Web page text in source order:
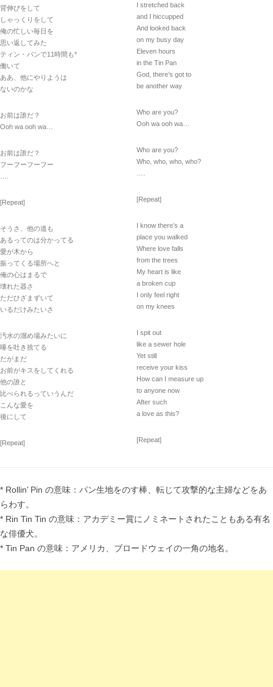
背伸びをして
しゃっくりをして
俺の忙しい毎日を
思い返してみた
ティン・パンで11時間も*
働いて
ああ、他にやりようは
ないのかな
お前は誰だ？
Ooh wa ooh wa…
お前は誰だ？
フーフーフーフー
[Repeat]
そうさ、他の道も
あるってのは分かってる
愛が木から
振ってくる場所へと
俺の心はまるで
壊れた器さ
ただひざまずいて
いるだけみたいさ
汚水の溜め場みたいに
唾を吐き捨てる
だがまだ
お前がキスをしてくれる
他の誰と
比べられるっていうんだ
こんな愛を
後にして
[Repeat]
I stretched back
and I hiccupped
And looked back
on my busy day
Eleven hours
in the Tin Pan
God, there’s got to
be another way
Who are you?
Ooh wa ooh wa…
Who are you?
Who, who, who, who?
[Repeat]
I know there’s a
place you walked
Where love falls
from the trees
My heart is like
a broken cup
I only feel right
on my knees
I spit out
like a sewer hole
Yet still
receive your kiss
How can I measure up
to anyone now
After such
a love as this?
[Repeat]
* Rollin’ Pin の意味：パン生地をのす棒、転じて攻撃的な主婦などをあ
らわす。
* Rin Tin Tin の意味：アカデミー賞にノミネートされたこともある有名
な俳優犬。
* Tin Pan の意味：アメリカ、ブロードウェイの一角の地名。